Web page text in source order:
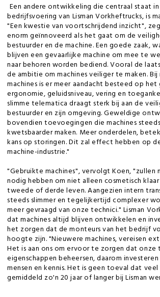
Een andere ontwikkeling die centraal staat
bedrijfsvoering van Lisman Vorkheftrucks, is
"Een kwestie van voortschrijdend inzicht",
enorm geïnnoveerd als het gaat om de
bestuurder en de machine. Een goede zaak,
blijven een gevaarlijke machine om mee te
naar behoren worden bediend. Vooral de
de ambitie om machines veiliger te maken.
machines is er meer aandacht besteed op het
ergonomie, geluidsniveau, vering en
slimme telematica draagt sterk bij aan de
bestuurder en zijn omgeving. Geweldige
bovendien toevoegingen die machines
kwetsbaarder maken. Meer onderdelen,
kans op storingen. Dit zal effect hebben op
machine-industrie."
"Gebruikte machines", vervolgt Koen, "zullen
nodig hebben om niet alleen cosmetisch
tweede of derde leven. Aangezien intern
steeds slimmer en tegelijkertijd complexer
meer gevraagd van onze technici." Lisman
dat machines altijd blijven ontwikkelen en
het zorgen dat de monteurs van het bedrijf
hoogte zijn. "Nieuwere machines, vereisen
Het is aan ons om ervoor te zorgen dat onze
eigenschappen beheersen, daarom
mensen en kennis. Het is geen toeval dat
gemiddeld zo'n 20 jaar of langer bij Lisman